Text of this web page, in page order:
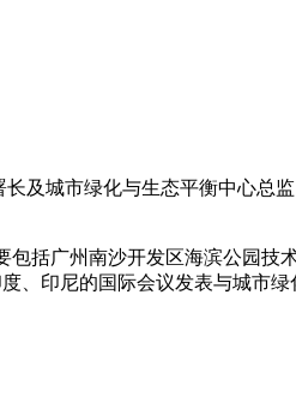
及城市绿化与生态平衡中心总
括广州南沙开发区海滨公园技
、印尼的国际会议发表与城市绿